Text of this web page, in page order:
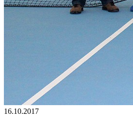
16.10.2017